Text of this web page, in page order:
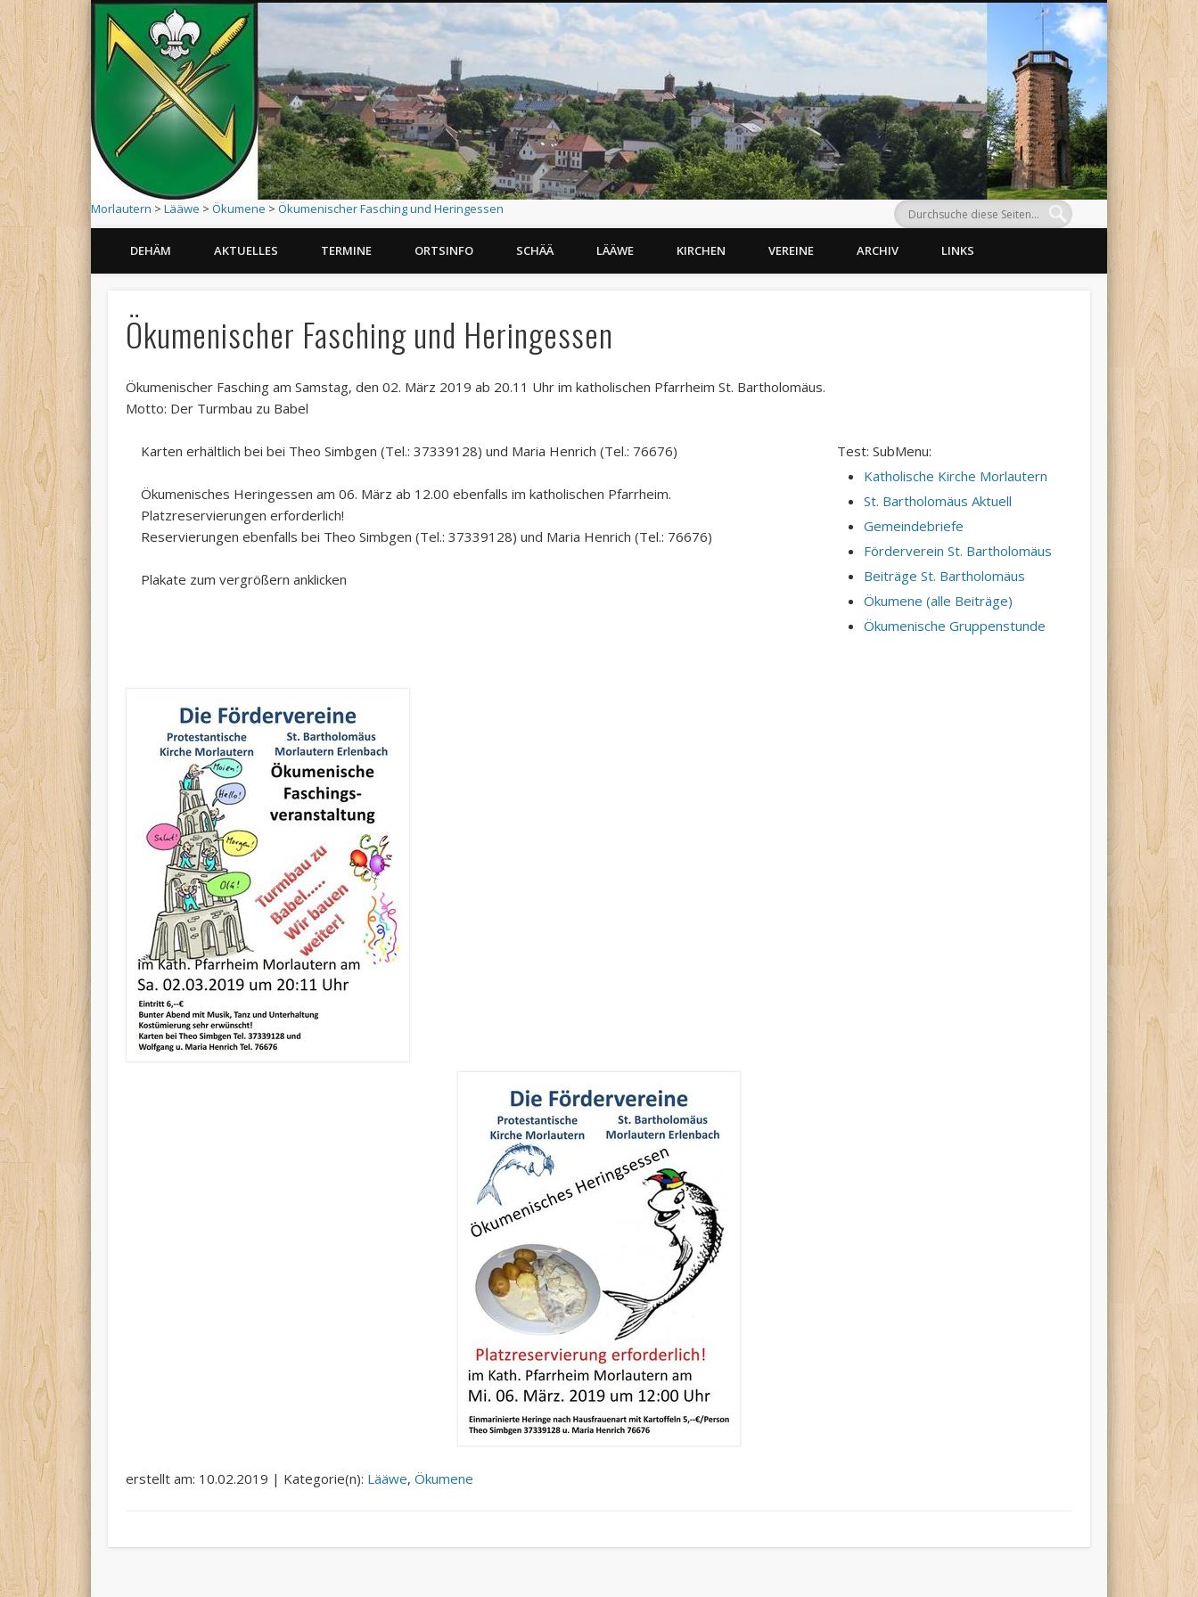
Morlautern > Lääwe > Ökumene > Ökumenischer Fasching und Heringessen
DEHÄM AKTUELLES TERMINE ORTSINFO SCHÄÄ LÄÄWE KIRCHEN VEREINE ARCHIV LINKS
Ökumenischer Fasching und Heringessen
Ökumenischer Fasching am Samstag, den 02. März 2019 ab 20.11 Uhr im katholischen Pfarrheim St. Bartholomäus.
Motto: Der Turmbau zu Babel
Karten erhältlich bei bei Theo Simbgen (Tel.: 37339128) und Maria Henrich (Tel.: 76676)
Ökumenisches Heringessen am 06. März ab 12.00 ebenfalls im katholischen Pfarrheim.
Platzreservierungen erforderlich!
Reservierungen ebenfalls bei Theo Simbgen (Tel.: 37339128) und Maria Henrich (Tel.: 76676)
Plakate zum vergrößern anklicken
Test: SubMenu:
Katholische Kirche Morlautern
St. Bartholomäus Aktuell
Gemeindebriefe
Förderverein St. Bartholomäus
Beiträge St. Bartholomäus
Ökumene (alle Beiträge)
Ökumenische Gruppenstunde
erstellt am: 10.02.2019 | Kategorie(n): Lääwe,Ökumene